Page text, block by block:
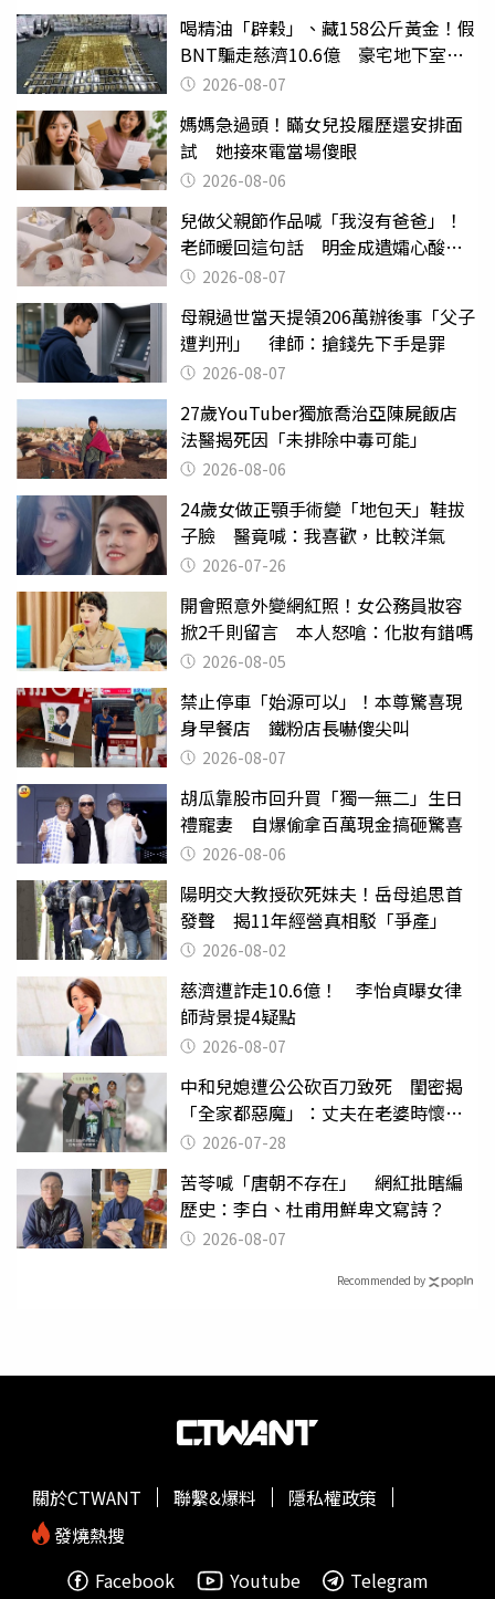
喝精油「辟穀」、藏158公斤黃金！假
BNT騙走慈濟10.6億 豪宅地下室竟
挖出乾鮑金庫
2026-08-07
媽媽急過頭！瞞女兒投履歷還安排面
試 她接來電當場傻眼
2026-08-06
兒做父親節作品喊「我沒有爸爸」！
老師暖回這句話 明金成遺孀心酸惹
淚 2026-08-07
母親過世當天提領206萬辦後事「父子
遭判刑」 律師：搶錢先下手是罪
2026-08-07
27歲YouTuber獨旅喬治亞陳屍飯店
法醫揭死因「未排除中毒可能」
2026-08-06
24歲女做正顎手術變「地包天」鞋拔
子臉 醫竟喊：我喜歡，比較洋氣
2026-07-26
開會照意外變網紅照！女公務員妝容
掀2千則留言 本人怒嗆：化妝有錯嗎
2026-08-05
禁止停車「始源可以」！本尊驚喜現
身早餐店 鐵粉店長嚇傻尖叫
2026-08-07
胡瓜靠股市回升買「獨一無二」生日
禮寵妻 自爆偷拿百萬現金搞砸驚喜
2026-08-06
陽明交大教授砍死妹夫！岳母追思首
發聲 揭11年經營真相駁「爭產」
2026-08-02
慈濟遭詐走10.6億！ 李怡貞曝女律
師背景提4疑點
2026-08-07
中和兒媳遭公公砍百刀致死 閨密揭
「全家都惡魔」：丈夫在老婆時懷孕
摔東西
2026-07-28
苦苓喊「唐朝不存在」 網紅批瞎編
歷史：李白、杜甫用鮮卑文寫詩？
2026-08-07
Recommended by
關於CTWANT 聯繫&爆料
隱私權政策
發燒熱搜
Facebook
Youtube Telegram